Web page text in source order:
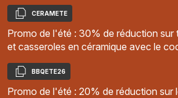
Copier
CERAMETE
Promo de l'été : 30% de réduction sur
et casseroles en céramique avec le
Copier
BBQETE26
Promo de l'été : 20% de réduction sur